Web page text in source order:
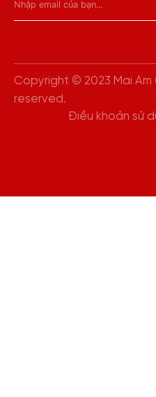
Copyright © 2023 Mai Am
reserved.
Điều khoản sử